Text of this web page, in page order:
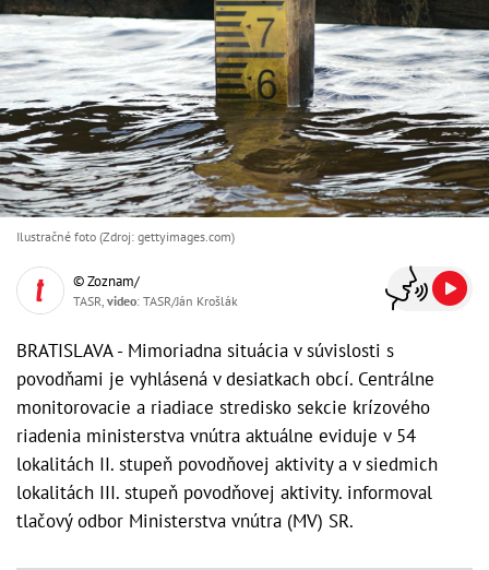
Ilustračné foto (Zdroj: gettyimages.com)
© Zoznam/
TASR, video: TASR/Ján Krošlák
BRATISLAVA - Mimoriadna situácia v súvislosti s
povodňami je vyhlásená v desiatkach obcí. Centrálne
monitorovacie a riadiace stredisko sekcie krízového
riadenia ministerstva vnútra aktuálne eviduje v 54
lokalitách II. stupeň povodňovej aktivity a v siedmich
lokalitách III. stupeň povodňovej aktivity. informoval
tlačový odbor Ministerstva vnútra (MV) SR.